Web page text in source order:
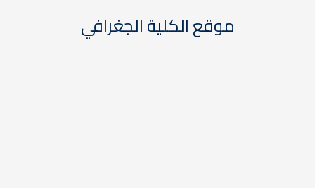
موقع الكلية الجغرافي